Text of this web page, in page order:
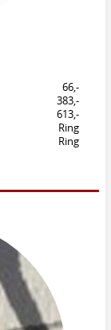
66,-
383,-
613,-
Ring
Ring